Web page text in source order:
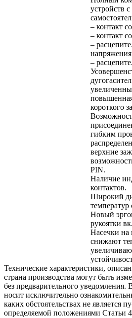
устройств
– контакт
– контакт
–
–
короткого
гибким
верхние
PIN.
Наличие
контактов.
Широкий
температур
Новый
рукоятки
Насечки на
снижают
Технические характеристики,
страна производства могут быть
без предварительного уведомления.
носит исключительно
каких обстоятельствах не является
определяемой положениями Статьи